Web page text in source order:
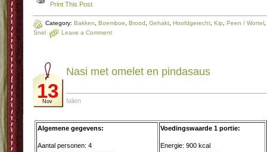
Print This Post
Category: Bakken Boemboe Brood Gehakt Hoofdgerecht Kip Peen / Wortel
Snel
Leave a Comment
13
Nov
Nasi met omelet en pindasaus
falien
Algemene gegevens:
Aantal personen: 4
Voedingswaarde 1 portie:
Energie: 900 kcal